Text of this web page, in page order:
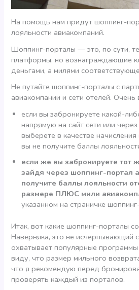
На помощь нам придут шоппинг-
лояльности авиакомпаний.
Шоппинг-порталы — это, по сути,
платформы, но вознаграждающие
деньгами, а милями
Не путайте шоппинг-порталы с
авиакомпании и сети отелей.
если вы забронируете какой-
напрямую на сайт сети или
выберете в качестве
вы не получите баллы
если же вы забронируете тот
зайдя через шоппинг-портал
получите баллы лояльности
размере ПЛЮС мили
указанном на страничке
Итак, вот какие шоппинг-порталы
Наверняка, это не исчерпывающий
охватывает популярные
виду, что размер мильного
что я рекомендую перед
проверять каждый из порталов.